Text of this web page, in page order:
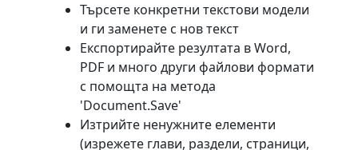
Търсете конкретни текстови модели
и ги заменете с нов текст
Експортирайте резултата в Word,
PDF и много други файлови формати
с помощта на метода
'Document.Save'
Изтрийте ненужните елементи
(изрежете глави, раздели, страници,